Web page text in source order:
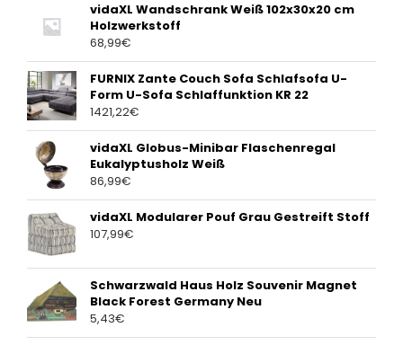
vidaXL Wandschrank Weiß 102x30x20 cm
Holzwerkstoff
68,99€
FURNIX Zante Couch Sofa Schlafsofa U-
Form U-Sofa Schlaffunktion KR 22
1421,22€
vidaXL Globus-Minibar Flaschenregal
Eukalyptusholz Weiß
86,99€
vidaXL Modularer Pouf Grau Gestreift Stoff
107,99€
Schwarzwald Haus Holz Souvenir Magnet
Black Forest Germany Neu
5,43€